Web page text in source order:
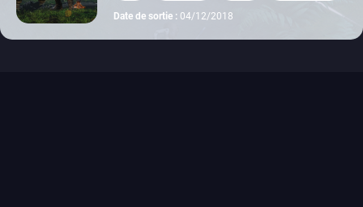
Date de sortie : 04/12/2018